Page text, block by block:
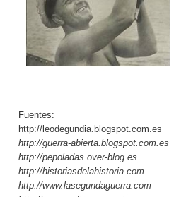
Fuentes:
http://leodegundia.blogspot.com.es
http://guerra-abierta.blogspot.com.es
http://pepoladas.over-blog.es
http://historiasdelahistoria.com
http://www.lasegundaguerra.com